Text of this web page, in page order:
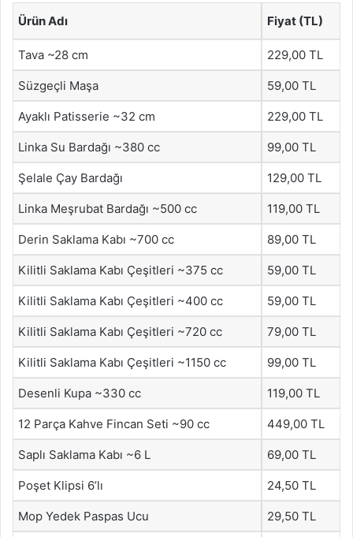
Ürün Adı Fiyat (TL)
Tava ~28 cm 229,00 TL
Süzgeçli Maşa 59,00 TL
Ayaklı Patisserie ~32 cm 229,00 TL
Linka Su Bardağı ~380 cc 99,00 TL
Şelale Çay Bardağı 129,00 TL
Linka Meşrubat Bardağı ~500 cc 119,00 TL
Derin Saklama Kabı ~700 cc 89,00 TL
Kilitli Saklama Kabı Çeşitleri ~375 cc 59,00 TL
Kilitli Saklama Kabı Çeşitleri ~400 cc 59,00 TL
Kilitli Saklama Kabı Çeşitleri ~720 cc 79,00 TL
Kilitli Saklama Kabı Çeşitleri ~1150 cc 99,00 TL
Desenli Kupa ~330 cc 119,00 TL
12 Parça Kahve Fincan Seti ~90 cc 449,00 TL
Saplı Saklama Kabı ~6 L 69,00 TL
Poşet Klipsi 6’lı 24,50 TL
Mop Yedek Paspas Ucu 29,50 TL